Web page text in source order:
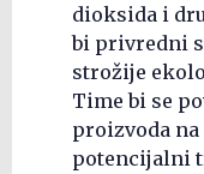
dioksida i
bi privredni
strožije
Time bi se
proizvoda
potencijalni